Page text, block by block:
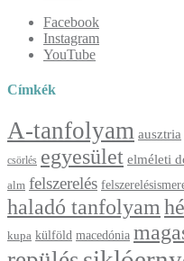
Facebook
Instagram
YouTube
Címkék
A-tanfolyam ausztria
csörlés egyesület elméleti
alm felszerelés
haladó tanfolyam
kupa külföld macedónia